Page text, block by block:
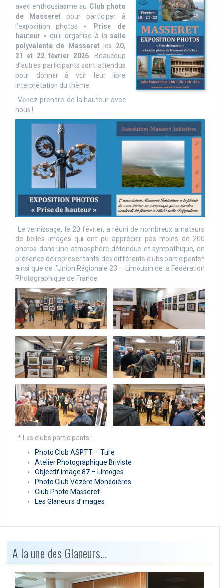
avec enthousiasme au Club photo
de Masseret pour participer à
l’exposition photos «
Prise de
hauteur » qu’il organise à la salle
polyvalente de Masseret
les 20,
21 et 22 février 2026 . Beaucoup
d’autres participants sont attendus
pour donner à voir leur libre
interprétation du thème.
Venez prendre de la hauteur avec
nous !
Le vernissage, le 20 février, a réuni de nombreux amateurs
de belles images qui ont pu apprécier pas moins de 200
photos dans une atmosphère détendue et sympathique, en
présence de représentants des différents clubs participants*
ainsi que de l’Union Régionale 23 – Limousin de la Fédération
Photographique de France.
* Les clubs participants :
Photo Club ASPTT – Tulle
Atelier Photographique Briviste
Objectif Image 87 – Limoges
Photo Club Vézère Monédières
Club Photo Masseret
Les Glaneurs d’Images
A la une des Glaneurs…